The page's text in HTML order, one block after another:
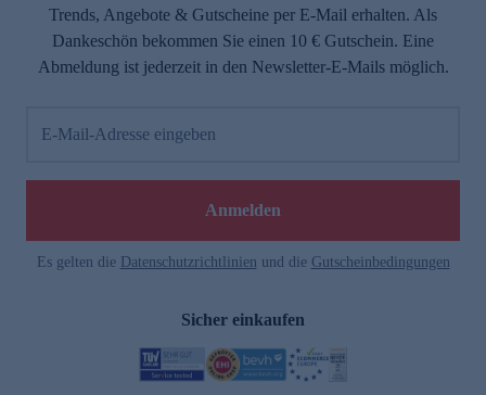
Trends, Angebote & Gutscheine per E-Mail erhalten. Als
Dankeschön bekommen Sie einen 10 € Gutschein. Eine
Abmeldung ist jederzeit in den Newsletter-E-Mails möglich.
E-Mail-Adresse eingeben
Anmelden
Es gelten die Datenschutzrichtlinien und die Gutscheinbedingungen
Sicher einkaufen